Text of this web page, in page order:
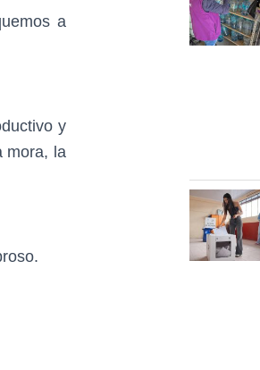
a
y
mora, la